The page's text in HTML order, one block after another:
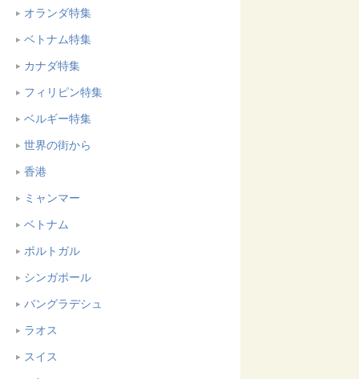
オランダ特集
ベトナム特集
カナダ特集
フィリピン特集
ベルギー特集
世界の街から
香港
ミャンマー
ベトナム
ポルトガル
シンガポール
バングラデシュ
ラオス
スイス